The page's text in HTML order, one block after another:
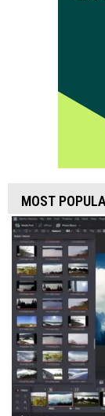
MOST